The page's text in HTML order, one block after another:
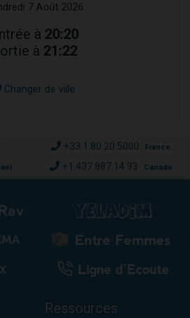
7 Août 2026
à 20:20
à 21:22
Changer de ville
+33.1.80.20.5000 France
+1.437.887.14.93 Canada
Ressources